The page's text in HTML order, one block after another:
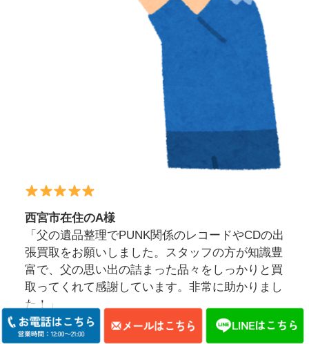
西宮市在住のA様
「父の遺品整理でPUNK関係のレコードやCDの出
張買取をお願いしました。スタッフの方が知識豊
富で、父の思い出の詰まった品々をしっかりと買
取ってくれて感謝しています。非常に助かりまし
た！」